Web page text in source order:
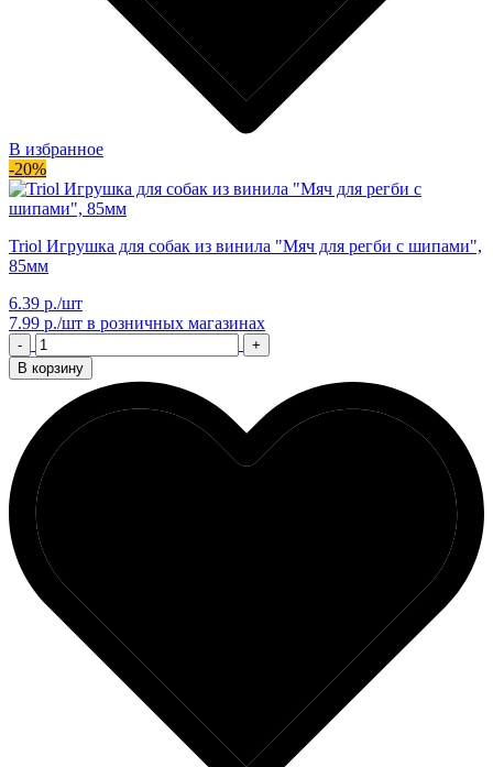
В избранное
-20%
Triol Игрушка для собак из винила "Мяч для регби с шипами",
85мм
6.39 р./шт
7.99 р./шт в розничных магазинах
-
+
В корзину